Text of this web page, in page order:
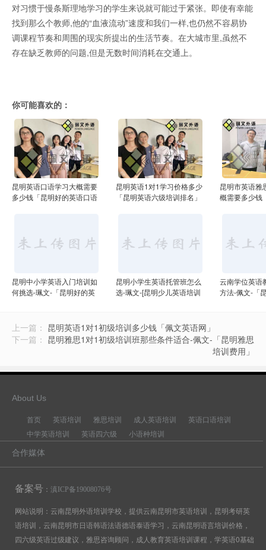
对习惯于慢条斯理地学习的学生来说就可能过于紧张。即使有幸能
找到那么个教师,他的“血液流动”速度和我们一样,也仍然不容易协
调课程节奏和周围的现实所提出的生活节奏。在大城市里,虽然不
存在缺乏教师的问题,但是无数时间消耗在交通上。
你可能喜欢的：
昆明英语口语学习大概需要
多少钱「昆明好的英语口语
昆明英语1对1学习价格多少
「昆明英语六级培训排名」
昆明市英语雅
概需要多少钱
昆明中小学英语入门培训如
何挑选-珮文-「昆明好的英
昆明小学生英语托管班怎么
选-珮文-[昆明少儿英语培训
云南学位英语
方法-佩文-「
上一篇： 昆明英语1对1初级培训多少钱「佩文英语网」
下一篇： 昆明雅思1对1初级培训班那些条件适合-佩文-「昆明雅思
培训费用」
About Us
首页 英语培训 雅思培训 成人英语培训
英语口语培训
中学英语培训
英语四六级 小语种培训
合作媒体
备案号： 滇ICP备19008076号
网站说明：云南昆明外语培训学校，提供云南昆明市英语培训，昆明考研英
语培训，云南昆明市日语韩语法语德语泰语学习，云南昆明语言培训价格，
四六级英语过级建议，雅思咨询顾问，成人教育英语培训课程，学英语0基础